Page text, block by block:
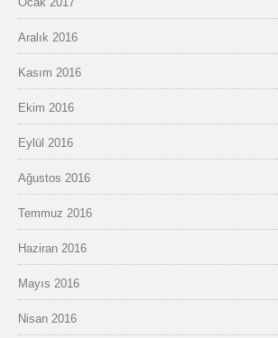
Aralık 2016
Kasım 2016
Ekim 2016
Eylül 2016
Ağustos 2016
Temmuz 2016
Haziran 2016
Mayıs 2016
Nisan 2016